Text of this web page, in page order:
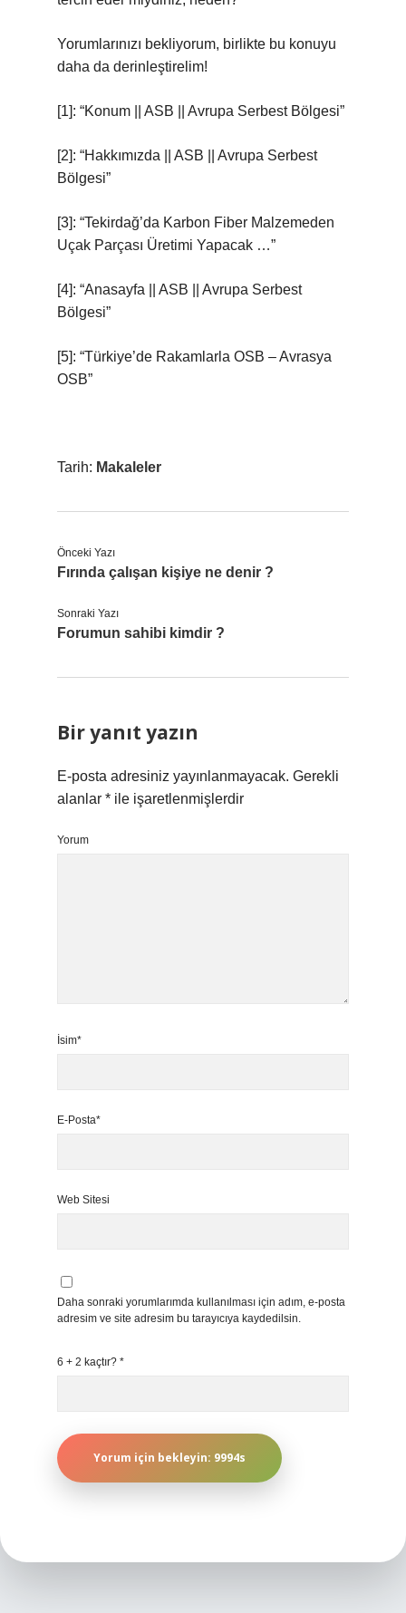
Yorumlarınızı bekliyorum, birlikte bu konuyu
daha da derinleştirelim!
[1]: “Konum || ASB || Avrupa Serbest Bölgesi”
[2]: “Hakkımızda || ASB || Avrupa Serbest
Bölgesi”
[3]: “Tekirdağ’da Karbon Fiber Malzemeden
Uçak Parçası Üretimi Yapacak …”
[4]: “Anasayfa || ASB || Avrupa Serbest
Bölgesi”
[5]: “Türkiye’de Rakamlarla OSB – Avrasya
OSB”
Tarih: Makaleler
Önceki Yazı
Fırında çalışan kişiye ne denir ?
Sonraki Yazı
Forumun sahibi kimdir ?
Bir yanıt yazın
E-posta adresiniz yayınlanmayacak. Gerekli
alanlar * ile işaretlenmişlerdir
Yorum
İsim*
E-Posta*
Web Sitesi
Daha sonraki yorumlarımda kullanılması için adım, e-posta
adresim ve site adresim bu tarayıcıya kaydedilsin.
6 + 2 kaçtır? *